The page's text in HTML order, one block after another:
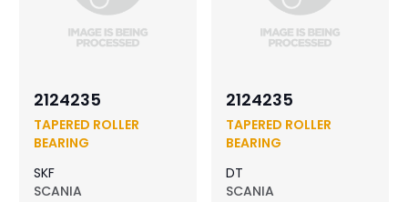
2124235
TAPERED ROLLER
BEARING
SKF
SCANIA
2124235
TAPERED ROLLER
BEARING
DT
SCANIA